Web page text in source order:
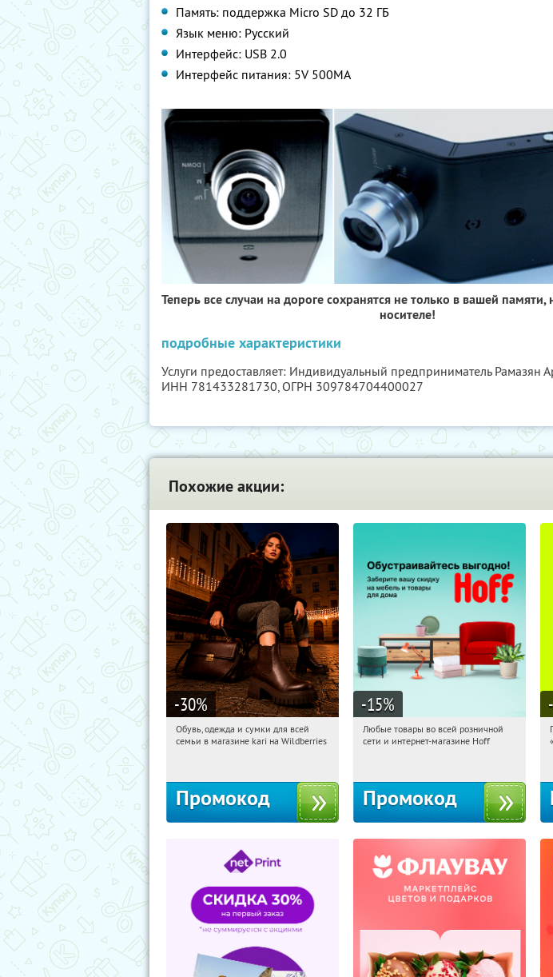
Память: поддержка Micro SD до 32 ГБ
Язык меню: Русский
Интерфейс: USB 2.0
Интерфейс питания: 5V 500MA
Теперь все случаи на дороге сохранятся не только в вашей
носителе!
подробные характеристики
Услуги предоставляет: Индивидуальный предприниматель Рамазян
ИНН 781433281730 , ОГРН 309784704400027
Похожие акции:
-30%
00:06:51 Получили:
Обувь, одежда и сумки для всей
семьи в магазине kari на Wildberries
Промокод
-15%
00:06:51 Получили:
Любые товары во всей розничной
сети и интернет-магазине Hoff
Промокод